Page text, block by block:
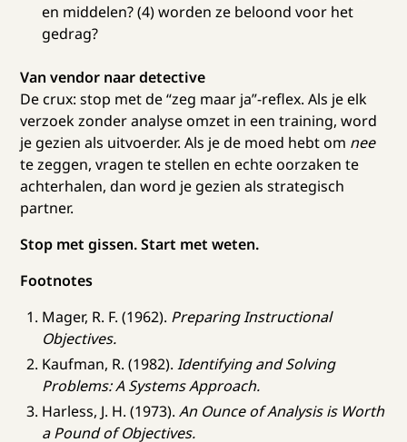
en middelen? (4) worden ze beloond voor het
gedrag?
Van vendor naar detective
De crux: stop met de “zeg maar ja”-reflex. Als je elk
verzoek zonder analyse omzet in een training, word
je gezien als uitvoerder. Als je de moed hebt om nee
te zeggen, vragen te stellen en echte oorzaken te
achterhalen, dan word je gezien als strategisch
partner.
Stop met gissen. Start met weten.
Footnotes
Mager, R. F. (1962). Preparing Instructional
Objectives.
Kaufman, R. (1982).Identifying and Solving
Problems: A Systems Approach.
Harless, J. H. (1973).An Ounce of Analysis is Worth
a Pound of Objectives.